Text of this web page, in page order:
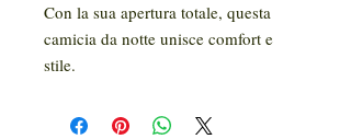
Con la sua apertura totale, questa
camicia da notte unisce comfort e
stile.